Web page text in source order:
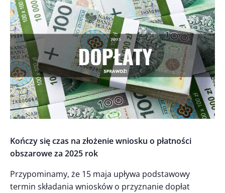
Kończy się czas na złożenie wniosku o płatności
obszarowe za 2025 rok
Przypominamy, że 15 maja upływa podstawowy
termin składania wniosków o przyznanie dopłat